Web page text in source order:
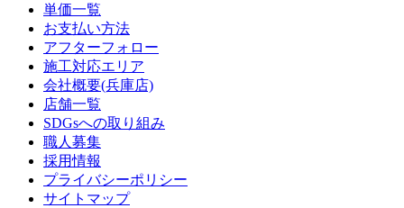
単価一覧
お支払い方法
アフターフォロー
施工対応エリア
会社概要(兵庫店)
店舗一覧
SDGsへの取り組み
職人募集
採用情報
プライバシーポリシー
サイトマップ